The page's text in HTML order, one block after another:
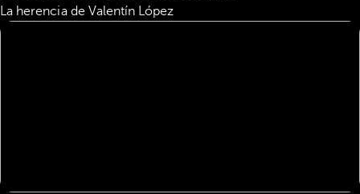
La herencia de Valentín López